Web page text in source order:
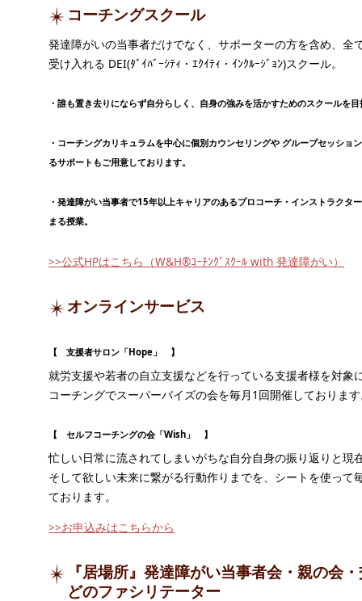
コーチングスクール
発達障がいの当事者だけでなく、サポーターの方を含め、全
受け入れる DEI(ﾀﾞｲﾊﾞｰｼﾃｨ・ｴｸｲﾃｨ・ｲﾝｸﾙｰｼﾞｮﾝ)スクール。
・誰も置き去りにならず自分らしく、自身の強みを活かすためのスクールを
・コーチングカリキュラムを中心に個別カウンセリングや グループセッショ
るサポートもご用意しております。
・発達障がい当事者で15年以上キャリアのあるプロコーチ・インストラクタ
まる授業。
>>公式HPはこちら（W&H®ｺｰﾁﾝｸﾞｽｸｰﾙ with 発達障がい）
オンラインサービス
【 支援者サロン「Hope」 】
就労支援や若者の自立支援などを行っている支援者様を対象
コーチングでスーパーバイズの会を毎月1回開催しておりま
【 セルフコーチングの会「Wish」 】
忙しい日常に流されてしまいがちな自分自身の振り返りと現
そして欲しい未来に繋がる行動作りまでを、シートを使って
ております。
>>お申込みはこちらから
『居場所』発達障がい当事者会・親の会
どのファシリテーター